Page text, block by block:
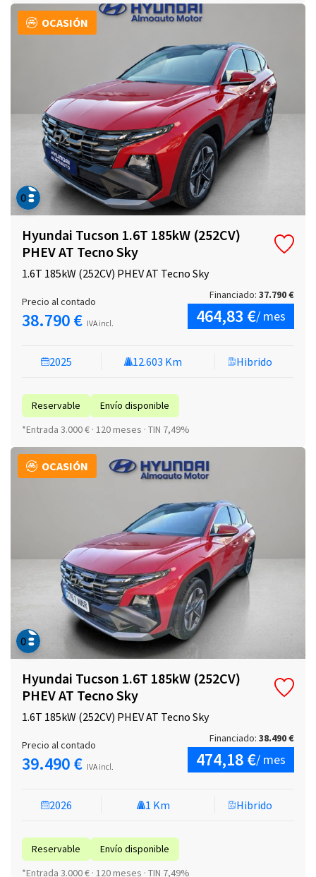
OCASIÓN
Hyundai Tucson 1.6T 185kW (252CV)
PHEV AT Tecno Sky
1.6T 185kW (252CV) PHEV AT Tecno Sky
2025 12.603 Km Hibrido
Reservable
Envío disponible
*Entrada 3.000 € · 120 meses · TIN 7,49%
Precio al contado
38.790 € IVA incl.
Financiado: 37.790 €
464,83 €/ mes
OCASIÓN
Hyundai Tucson 1.6T 185kW (252CV)
PHEV AT Tecno Sky
1.6T 185kW (252CV) PHEV AT Tecno Sky
2026 1 Km Hibrido
Reservable
Envío disponible
*Entrada 3.000 € · 120 meses · TIN 7,49%
Precio al contado
39.490 € IVA incl.
Financiado: 38.490 €
474,18 €/ mes